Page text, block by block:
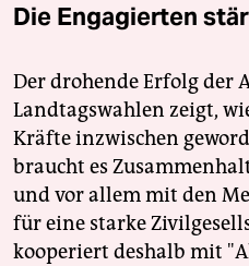
Die Engagierten
Der drohende Erfolg der
Landtagswahlen zeigt,
Kräfte inzwischen
braucht es
und vor allem mit den
für eine starke
kooperiert deshalb mit